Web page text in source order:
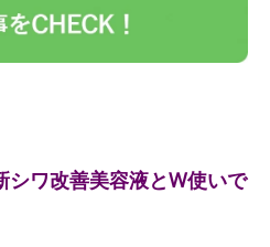
ワ改善美容液とW使いで